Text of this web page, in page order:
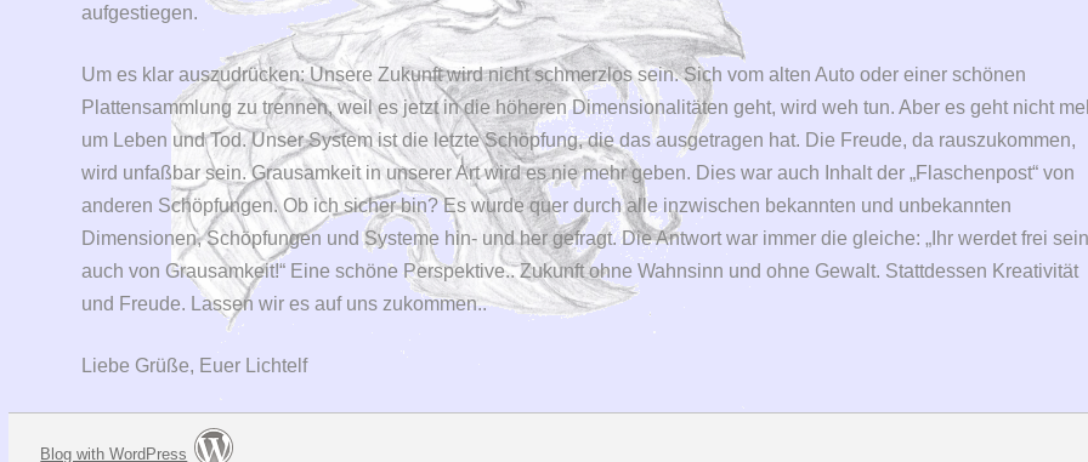
aufgestiegen.
Um es klar auszudrücken: Unsere Zukunft wird nicht schmerzlos sein. Sich vom alten Auto oder einer schönen
Plattensammlung zu trennen, weil es jetzt in die höheren Dimensionalitäten geht, wird weh tun. Aber es geht nicht
um Leben und Tod. Unser System ist die letzte Schöpfung, die das ausgetragen hat. Die Freude, da rauszukommen,
wird unfaßbar sein. Grausamkeit in unserer Art wird es nie mehr geben. Dies war auch Inhalt der „Flaschenpost“ von
anderen Schöpfungen. Ob ich sicher bin? Es wurde quer durch alle inzwischen bekannten und unbekannten
Dimensionen, Schöpfungen und Systeme hin- und her gefragt. Die Antwort war immer die gleiche: „Ihr werdet frei
auch von Grausamkeit!“ Eine schöne Perspektive.. Zukunft ohne Wahnsinn und ohne Gewalt. Stattdessen Kreativität
und Freude. Lassen wir es auf uns zukommen..
Liebe Grüße, Euer Lichtelf
Blog with WordPress